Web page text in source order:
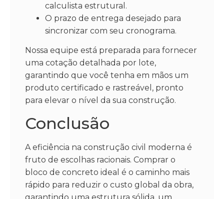
calculista estrutural.
O prazo de entrega desejado para
sincronizar com seu cronograma.
Nossa equipe está preparada para fornecer
uma cotação detalhada por lote,
garantindo que você tenha em mãos um
produto certificado e rastreável, pronto
para elevar o nível da sua construção.
Conclusão
A eficiência na construção civil moderna é
fruto de escolhas racionais. Comprar o
bloco de concreto ideal é o caminho mais
rápido para reduzir o custo global da obra,
garantindo uma estrutura sólida, um